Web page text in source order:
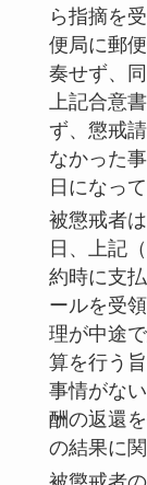
ら指摘を
便局に郵
奏せず、
上記合意
ず、懲戒
なかった
日になっ
被懲戒者
日、上記
約時に支
ールを受
理が中途
算を行う
事情がな
酬の返還
の結果に